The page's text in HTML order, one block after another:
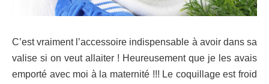
C’est vraiment l’accessoire indispensable à avoir dans sa
valise si on veut allaiter ! Heureusement que je les avais
emporté avec moi à la maternité !!! Le coquillage est froid